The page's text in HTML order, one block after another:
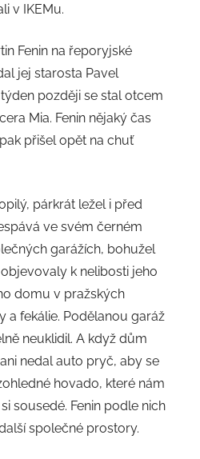
v IKEMu.
Fenin na řeporyjské
jej starosta Pavel
později se stal otcem
Mia. Fenin nějaký čas
přišel opět na chuť
párkrát ležel i před
ve svém černém
garážích, bohužel
k nelibosti jeho
domu v pražských
a fekálie. Podělanou garáž
neuklidil. A když dům
nedal auto pryč, aby se
hovado, které nám
sousedé. Fenin podle nich
společné prostory.